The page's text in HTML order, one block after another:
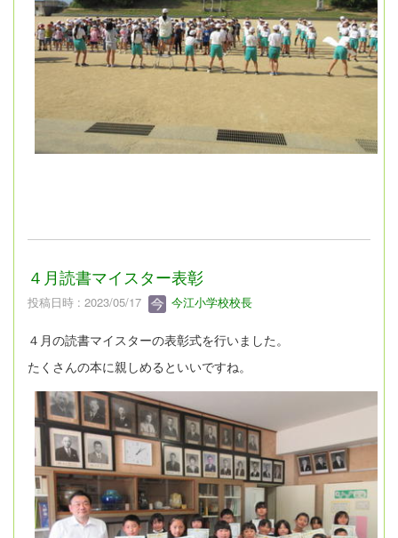
４月読書マイスター表彰
投稿日時 : 2023/05/17 今江小学校校長
４月の読書マイスターの表彰式を行いました。
たくさんの本に親しめるといいですね。